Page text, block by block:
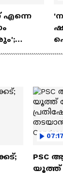
07:17
PSC
യൂത്ത്